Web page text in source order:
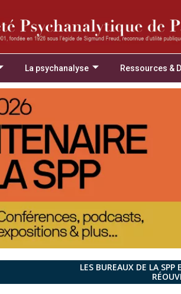
La psychanalyse Ressources &
LES BUREAUX DE LA